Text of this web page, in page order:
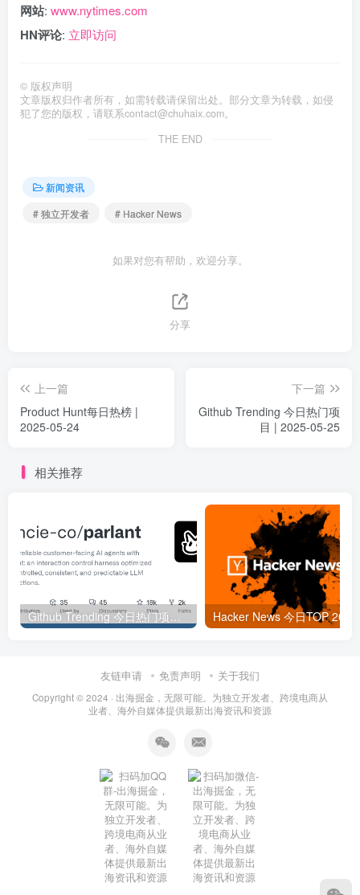
网站: www.nytimes.com
HN评论: 立即访问
© 版权声明
文章版权归作者所有，如需转载请保留出处。部分文章为转载，如侵
犯了您的版权，请联系contact@chuhaix.com。
THE END
新闻资讯
# 独立开发者
# Hacker News
如果对您有帮助，欢迎分享。
分享
上一篇
Product Hunt每日热榜 |
2025-05-24
下一篇
Github Trending 今日热门项
目 | 2025-05-25
相关推荐
Github Trending 今日热门项目 | 2025-09-06
友链申请 免责声明 关于我们
Copyright © 2024 · 出海掘金，无限可能。为独立开发者、跨境电商从
业者、海外自媒体提供最新出海资讯和资源